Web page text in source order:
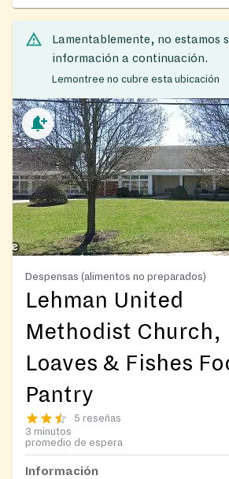
Lamentablemente, no estamos
información a continuación.
Lemontree no cubre esta ubicación
Despensas (alimentos no preparados)
Lehman United
Methodist Church,
Loaves & Fishes
Pantry
5 reseñas
3 minutos
promedio de espera
Información